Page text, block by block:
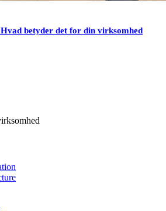
betyder det for din virksomhed